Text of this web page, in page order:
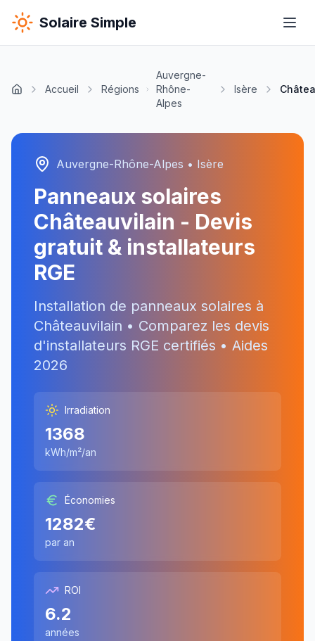
Solaire Simple
Accueil Régions
Auvergne-
Rhône-
Alpes
Isère
Auvergne-Rhône-Alpes • Isère
Panneaux solaires
Châteauvilain - Devis
gratuit & installateurs
RGE
Installation de panneaux solaires à
Châteauvilain • Comparez les devis
d'installateurs RGE certifiés • Aides
2026
Irradiation
1368
kWh/m²/an
Économies
1282€
par an
ROI
6.2
années